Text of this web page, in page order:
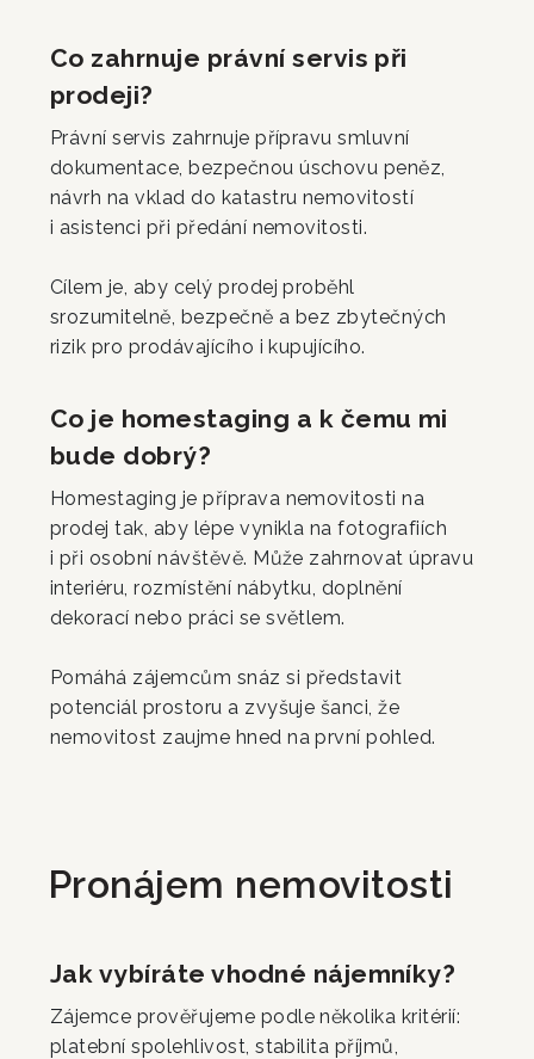
Co zahrnuje právní servis při
prodeji?
Právní servis zahrnuje přípravu smluvní
dokumentace, bezpečnou úschovu peněz,
návrh na vklad do katastru nemovitostí
i asistenci při předání nemovitosti.
Cílem je, aby celý prodej proběhl
srozumitelně, bezpečně a bez zbytečných
rizik pro prodávajícího i kupujícího.
Co je homestaging a k čemu mi
bude dobrý?
Homestaging je příprava nemovitosti na
prodej tak, aby lépe vynikla na fotografiích
i při osobní návštěvě. Může zahrnovat úpravu
interiéru, rozmístění nábytku, doplnění
dekorací nebo práci se světlem.
Pomáhá zájemcům snáz si představit
potenciál prostoru a zvyšuje šanci, že
nemovitost zaujme hned na první pohled.
Pronájem nemovitosti
Jak vybíráte vhodné nájemníky?
Zájemce prověřujeme podle několika kritérií:
platební spolehlivost, stabilita příjmů,